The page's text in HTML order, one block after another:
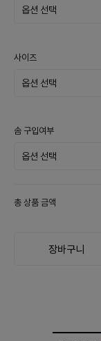
사이즈
솜 구입여부
총 상품 금액
장바구니